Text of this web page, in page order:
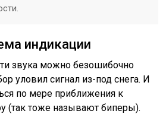
индикации
звука можно безошибочно
уловил сигнал из-под снега. И
по мере приближения к
(так тоже называют биперы).